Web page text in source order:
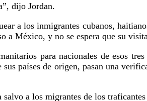
dijo Jordan.
a los inmigrantes cubanos,
a México, y no se espera que su
para nacionales de esos
países de origen, pasan una
a los migrantes de los traficantes